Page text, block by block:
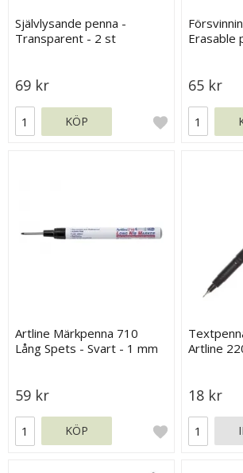
Självlysande penna -
Transparent - 2 st
69 kr
KÖP
Erasable
65 kr
Artline Märkpenna 710
Lång Spets - Svart - 1 mm
59 kr
KÖP
Artline
18 kr